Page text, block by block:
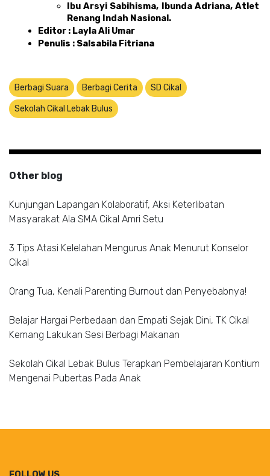
Ibu Arsyi Sabihisma, Ibunda Adriana, Atlet
Renang Indah Nasional.
Editor : Layla Ali Umar
Penulis : Salsabila Fitriana
Berbagi Suara Berbagi Cerita SD Cikal
Sekolah Cikal Lebak Bulus
Other blog
Kunjungan Lapangan Kolaboratif, Aksi Keterlibatan
Masyarakat Ala SMA Cikal Amri Setu
3 Tips Atasi Kelelahan Mengurus Anak Menurut Konselor
Cikal
Orang Tua, Kenali Parenting Burnout dan Penyebabnya!
Belajar Hargai Perbedaan dan Empati Sejak Dini, TK Cikal
Kemang Lakukan Sesi Berbagi Makanan
Sekolah Cikal Lebak Bulus Terapkan Pembelajaran Kontium
Mengenai Pubertas Pada Anak